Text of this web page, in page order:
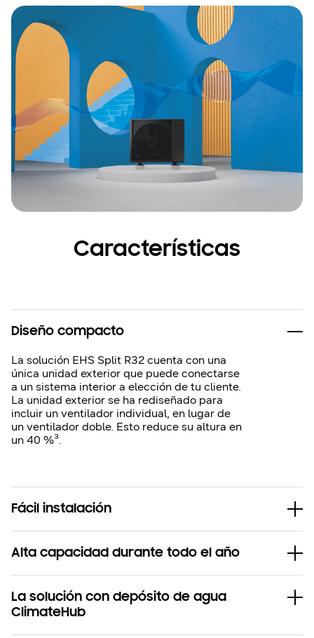
Características
Diseño compacto
La solución EHS Split R32 cuenta con una
única unidad exterior que puede conectarse
a un sistema interior a elección de tu cliente.
La unidad exterior se ha rediseñado para
incluir un ventilador individual, en lugar de
un ventilador doble. Esto reduce su altura en
un 40 %³.
Fácil instalación
Alta capacidad durante todo el año
La solución con depósito de agua
ClimateHub